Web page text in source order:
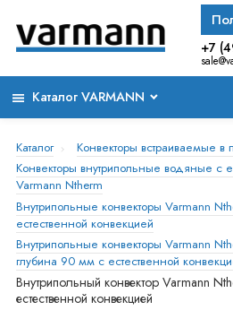
+7
Каталог VARMANN
Каталог
Конвекторы встраиваемые в
Конвекторы внутрипольные водяные с
Varmann Ntherm
Внутрипольные конвекторы Varmann
естественной конвекцией
Внутрипольные конвекторы Varmann
глубина 90 мм с естественной
Внутрипольный конвектор Varmann
естественной конвекцией